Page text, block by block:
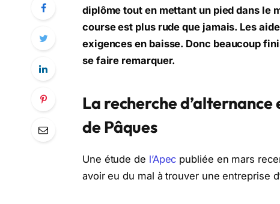
diplôme tout en mettant un pied dans le
course est plus rude que jamais. Les
exigences en baisse. Donc beaucoup
se faire remarquer.
La recherche
de Pâques
Une étude de l’Apec publiée en mars
avoir eu du mal à trouver une entreprise